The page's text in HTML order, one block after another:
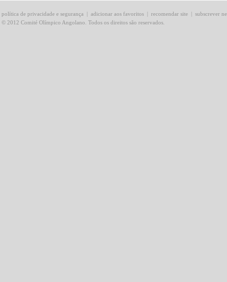
política de privacidade e segurança | adicionar aos favoritos | recomendar site | subscrever
© 2012 Comité Olímpico Angolano. Todos os direitos são reservados.